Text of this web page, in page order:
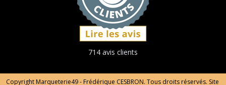
714 avis clients
Copyright Marqueterie49 - Frédérique CESBRON. Tous droits réservés. Site